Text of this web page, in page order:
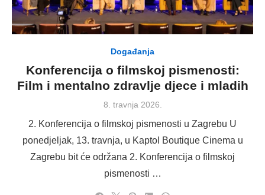
Događanja
Konferencija o filmskoj pismenosti:
Film i mentalno zdravlje djece i mladih
Posted
8. travnja 2026.
2. Konferencija o filmskoj pismenosti u Zagrebu U
ponedjeljak, 13. travnja, u Kaptol Boutique Cinema u
Zagrebu bit će održana 2. Konferencija o filmskoj
pismenosti …